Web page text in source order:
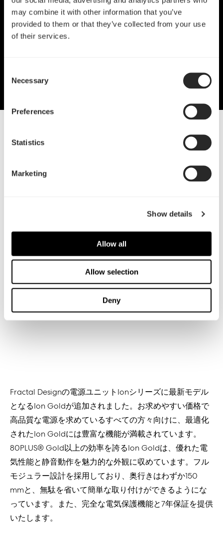
may combine it with other information that you’ve
provided to them or that they’ve collected from your use
of their services.
Selection
Necessary
Preferences
Statistics
Marketing
Show details
Allow all
Allow selection
Deny
FractalはIon Goldをリリース
傑出したバランス。
Fractal Designの電源ユニットIonシリーズに最新モデル
となるIon Goldが追加されました。お求めやすい価格で
高品質な電源を求めているすべての方々向けに、最適化
されたIon Goldには豊富な機能が満載されています。
80PLUS® Gold以上の効率を誇るIon Goldは、優れた電
気性能と静音動作を魅力的な外観に収めています。フル
モジュラー設計を採用しており、奥行きはわずか150
mmと、無駄を省いて簡単な取り付けができるようにな
っています。また、完全な電気保護機能と7年保証を提供
いたします。